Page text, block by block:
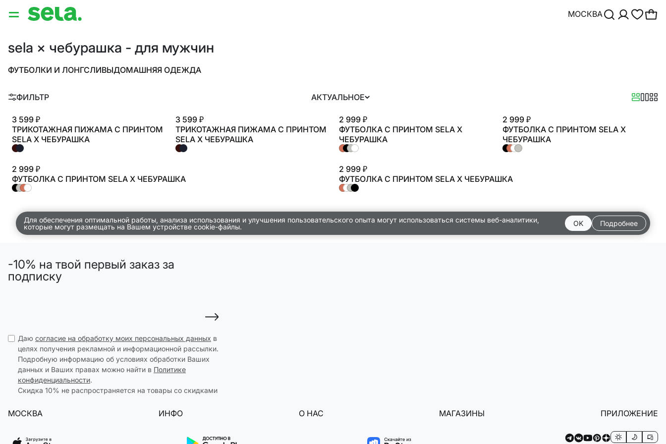
МОСКВА
популярные запросы
Женщины
АРХИТЕКТУРА ОБРАЗА
THE ‘90S. OFFICE
ОДЕЖДА
АКСЕССУАРЫ
ПРИМЕРИТЬ ОНЛАЙН
SELA × ЧЕБУРАШКА
БОЛЬШИЕ РАЗМЕРЫ
ДЕНИМ
ЛУКБУКИ
ПОДАРОЧНЫЕ СЕРТИФИКАТЫ
WINX CLUB
КЛУБ 12:00
HELLO, ТРОПИКИ
ОДЕЖДА
sela × чебурашка - для мужчин
ФУТБОЛКИ И ЛОНГСЛИВЫДОМАШНЯЯ ОДЕЖДА
ФИЛЬТР АКТУАЛЬНОЕ
3 599 ₽
ТРИКОТАЖНАЯ ПИЖАМА С ПРИНТОМ
SELA X ЧЕБУРАШКА
3 599 ₽
ТРИКОТАЖНАЯ ПИЖАМА С ПРИНТОМ
SELA X ЧЕБУРАШКА
2 999 ₽
ФУТБОЛКА С ПРИНТОМ SELA X
ЧЕБУРАШКА
2 999 ₽
ФУТБОЛКА С ПРИНТОМ SELA X
ЧЕБУРАШКА
2 999 ₽
ФУТБОЛКА С ПРИНТОМ SELA X ЧЕБУРАШКА
2 999 ₽
ФУТБОЛКА С ПРИНТОМ SELA X ЧЕБУРАШКА
Для обеспечения оптимальной работы, анализа использования и улучшения пользовательского опыта могут использоваться системы веб-аналитики,
которые могут размещать на Вашем устройстве cookie-файлы.
OK Подробнее
-10% на твой первый заказ за
подписку
Даю согласие на обработку моих персональных данных в
целях получения рекламной и информационной рассылки.
Подробную информацию об условиях обработки Ваших
данных и Ваших правах можно найти в Политике
конфиденциальности.
Скидка 10% не распространяется на товары со скидками
МОСКВА ИНФО О НАС МАГАЗИНЫ ПРИЛОЖЕНИЕ